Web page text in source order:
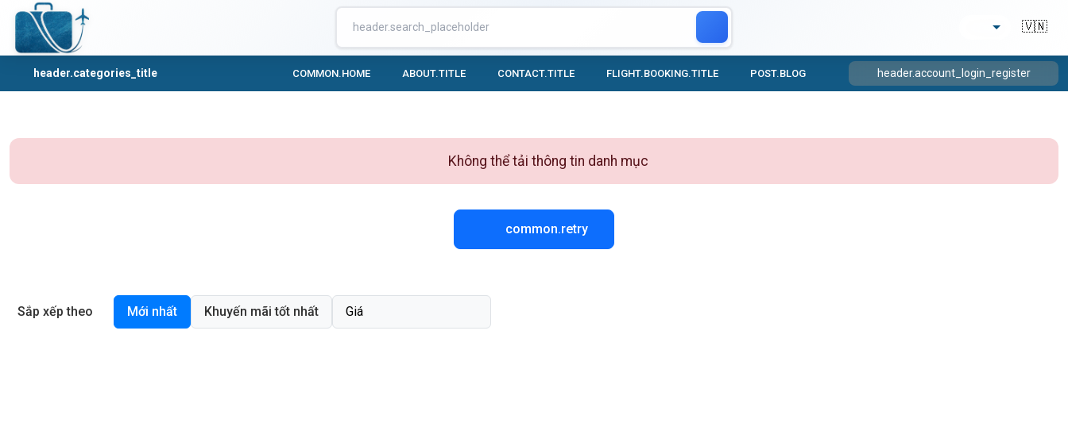
🇻🇳
header.categories_title COMMON.HOME ABOUT.TITLE CONTACT.TITLE FLIGHT.BOOKING.TITLE POST.BLOG header.account_login_register
Không thể tải thông tin danh mục
common.retry
Sắp xếp theo Mới nhất Khuyến mãi tốt nhất Giá